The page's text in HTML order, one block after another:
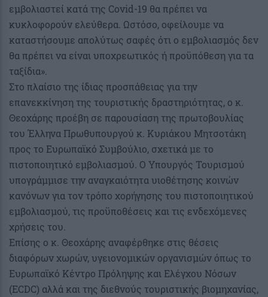
εμβολιαστεί κατά της Covid-19 θα πρέπει να
κυκλοφορούν ελεύθερα. Ωστόσο, οφείλουμε να
καταστήσουμε απολύτως σαφές ότι ο εμβολιασμός δεν
θα πρέπει να είναι υποχρεωτικός ή προϋπόθεση για τα
ταξίδια».
Στο πλαίσιο της ίδιας προσπάθειας για την
επανεκκίνηση της τουριστικής δραστηριότητας, ο κ.
Θεοχάρης προέβη σε παρουσίαση της πρωτοβουλίας
του Έλληνα Πρωθυπουργού κ. Κυριάκου Μητσοτάκη
προς το Ευρωπαϊκό Συμβούλιο, σχετικά με το
πιστοποιητικό εμβολιασμού. Ο Υπουργός Τουρισμού
υπογράμμισε την αναγκαιότητα υιοθέτησης κοινών
κανόνων για τον τρόπο χορήγησης του πιστοποιητικού
εμβολιασμού, τις προϋποθέσεις και τις ενδεχόμενες
χρήσεις του.
Επίσης ο κ. Θεοχάρης αναφέρθηκε στις θέσεις
διαφόρων χωρών, υγειονομικών οργανισμών όπως το
Ευρωπαϊκό Κέντρο Πρόληψης και Ελέγχου Νόσων
(ECDC) αλλά και της διεθνούς τουριστικής βιομηχανίας,